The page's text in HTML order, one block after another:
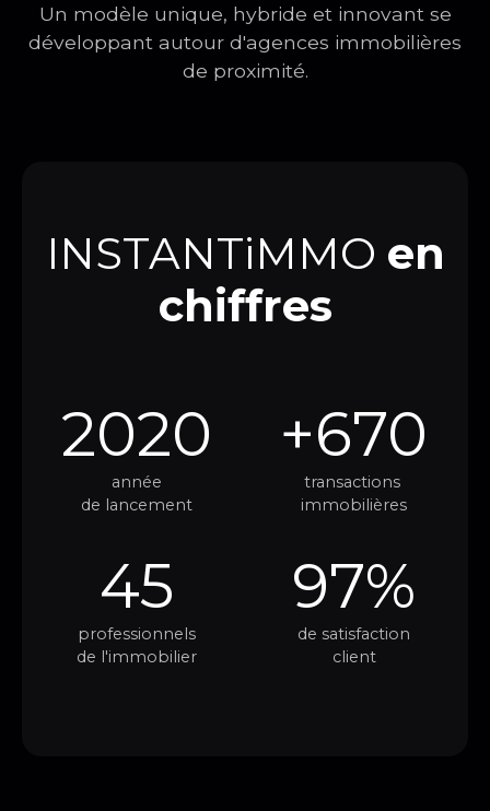
Un modèle unique, hybride et innovant se
développant autour d'agences immobilières
de proximité.
INSTANTiMMO en
chiffres
2020
année
de lancement
+670
transactions
immobilières
45
professionnels
de l'immobilier
97%
de satisfaction
client